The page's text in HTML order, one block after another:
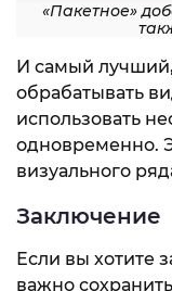
«Пакетное»
И самый
обрабатывать
использовать
одновременно.
визуального
Заключение
Если вы хотите
важно